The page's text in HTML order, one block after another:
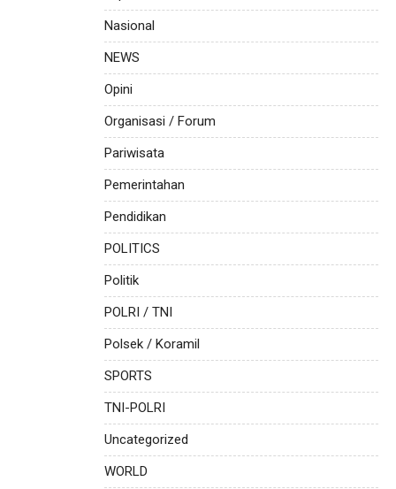
Nasional
NEWS
Opini
Organisasi / Forum
Pariwisata
Pemerintahan
Pendidikan
POLITICS
Politik
POLRI / TNI
Polsek / Koramil
SPORTS
TNI-POLRI
Uncategorized
WORLD